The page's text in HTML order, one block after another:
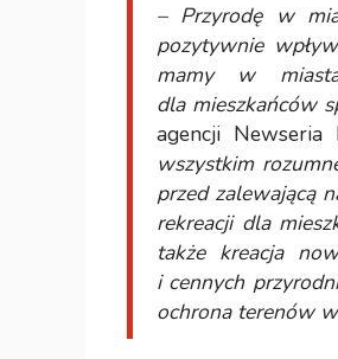
– Przyrodę w
pozytywnie
mamy w
dla mieszkańców
agencji Newseria
wszystkim
przed zalewającą
rekreacji dla
także kreacja
i cennych
ochrona terenów